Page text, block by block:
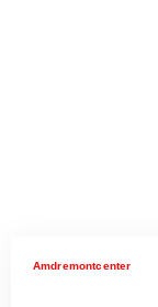
Amdremontcenter